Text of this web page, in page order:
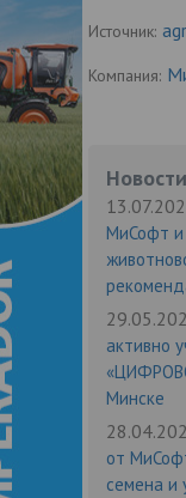
Источник:
Компания:
МиСофт и
активно
Минске
от
семена и